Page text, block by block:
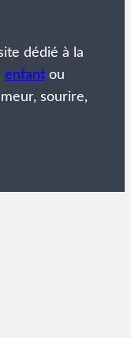
dédié à la
enfant ou
sourire,